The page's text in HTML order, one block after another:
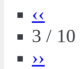
‹‹
3 / 10
››